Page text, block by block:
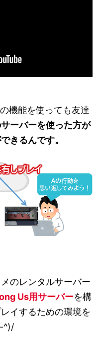
機能を使っても友達
ーバーを使った方が
きるんです。
のレンタルサーバー
Us用サーバーを構
イするための環境を
^)/